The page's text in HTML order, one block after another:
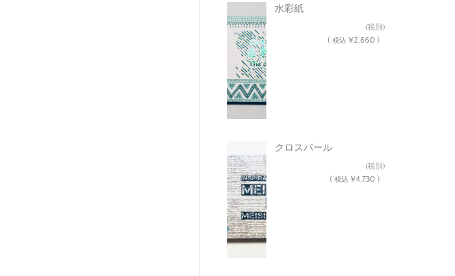
水彩紙
(税別)
( 税込 ¥2,860 )
クロスパール
(税別)
( 税込 ¥4,730 )